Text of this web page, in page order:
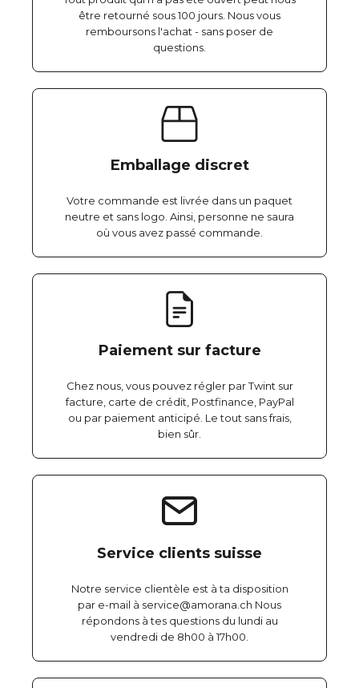
être retourné sous 100 jours. Nous vous
remboursons l'achat - sans poser de
questions.
Emballage discret
Votre commande est livrée dans un paquet
neutre et sans logo. Ainsi, personne ne saura
où vous avez passé commande.
Paiement sur facture
Chez nous, vous pouvez régler par Twint sur
facture, carte de crédit, Postfinance, PayPal
ou par paiement anticipé. Le tout sans frais,
bien sûr.
Service clients suisse
Notre service clientèle est à ta disposition
par e-mail à service@amorana.ch Nous
répondons à tes questions du lundi au
vendredi de 8h00 à 17h00.